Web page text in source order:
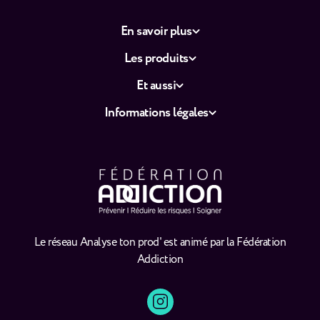
Le réseau Analyse ton prod' est animé par la Fédération
Addiction
En savoir plus
Les produits
Et aussi
Informations légales